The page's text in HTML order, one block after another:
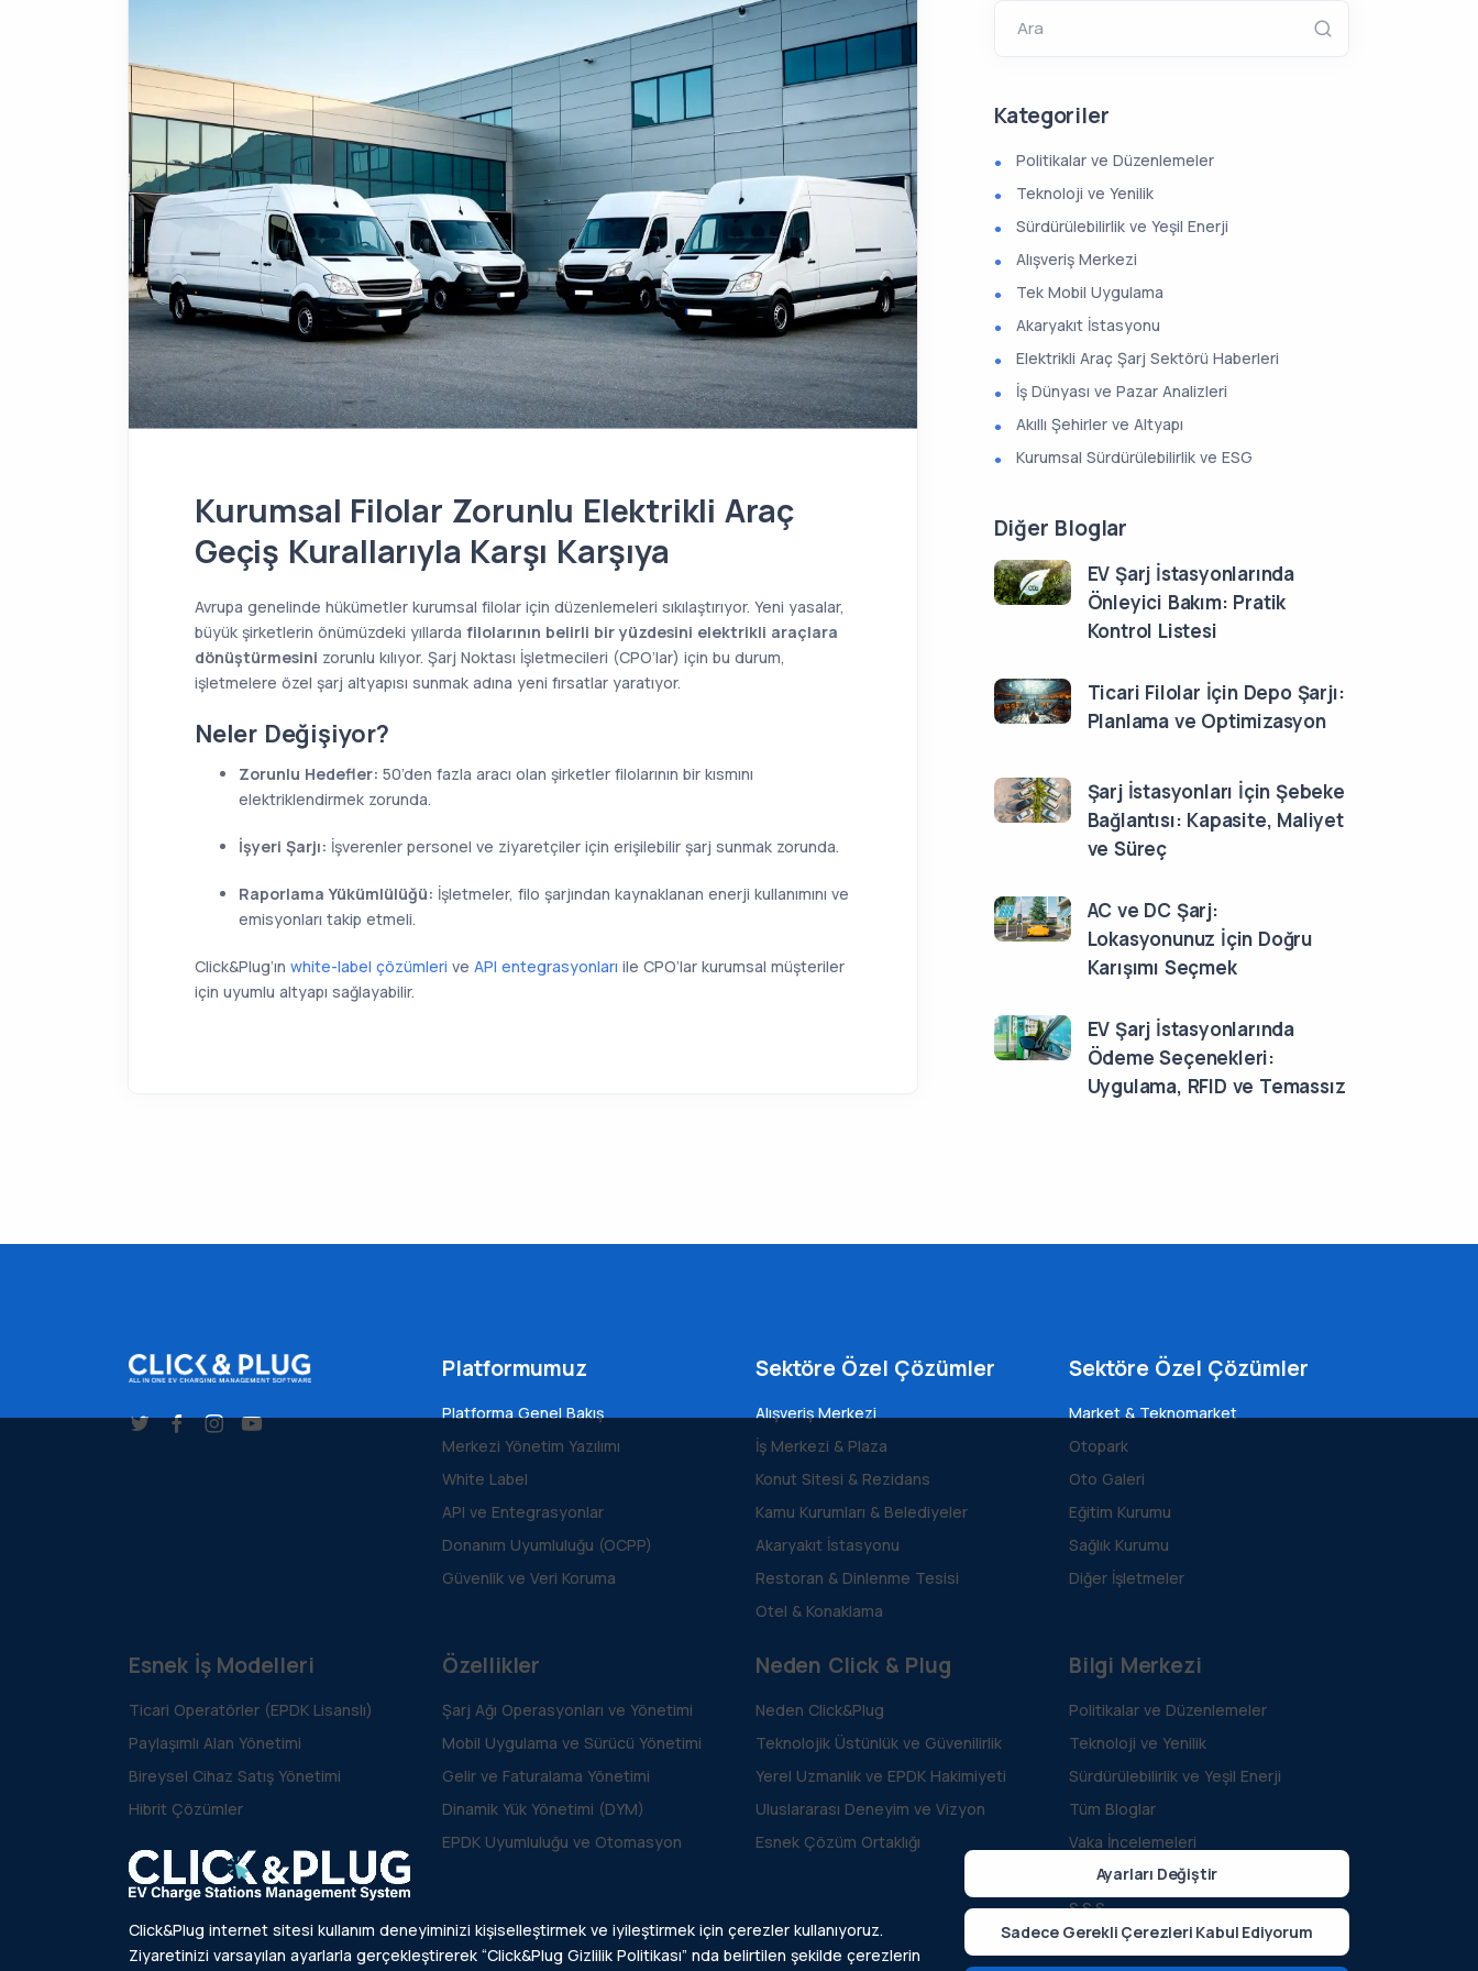
Kurumsal Filolar Zorunlu Elektrikli Araç
Geçiş Kurallarıyla Karşı Karşıya
Avrupa genelinde hükümetler kurumsal filolar için düzenlemeleri sıkılaştırıyor. Yeni yasalar,
büyük şirketlerin önümüzdeki yıllarda filolarının belirli bir yüzdesini elektrikli araçlara
dönüştürmesini zorunlu kılıyor. Şarj Noktası İşletmecileri (CPO’lar) için bu durum,
işletmelere özel şarj altyapısı sunmak adına yeni fırsatlar yaratıyor.
Neler Değişiyor?
Zorunlu Hedefler: 50’den fazla aracı olan şirketler filolarının bir kısmını
elektriklendirmek zorunda.
İşyeri Şarjı: İşverenler personel ve ziyaretçiler için erişilebilir şarj sunmak zorunda.
Raporlama Yükümlülüğü: İşletmeler, filo şarjından kaynaklanan enerji kullanımını ve
emisyonları takip etmeli.
Click&Plug’ın white-label çözümleri ve API entegrasyonları ile CPO’lar kurumsal müşteriler
için uyumlu altyapı sağlayabilir.
Ara
Kategoriler
Politikalar ve Düzenlemeler
Teknoloji ve Yenilik
Sürdürülebilirlik ve Yeşil Enerji
Alışveriş Merkezi
Tek Mobil Uygulama
Akaryakıt İstasyonu
Elektrikli Araç Şarj Sektörü Haberleri
İş Dünyası ve Pazar Analizleri
Akıllı Şehirler ve Altyapı
Kurumsal Sürdürülebilirlik ve ESG
Diğer Bloglar
EV Şarj İstasyonlarında
Önleyici Bakım: Pratik
Kontrol Listesi
Ticari Filolar İçin Depo Şarjı:
Planlama ve Optimizasyon
Şarj İstasyonları İçin Şebeke
Bağlantısı: Kapasite, Maliyet
ve Süreç
AC ve DC Şarj:
Lokasyonunuz İçin Doğru
Karışımı Seçmek
EV Şarj İstasyonlarında
Ödeme Seçenekleri:
Uygulama, RFID ve Temassız
Platformumuz
Platforma Genel Bakış
Merkezi Yönetim Yazılımı
White Label
API ve Entegrasyonlar
Donanım Uyumluluğu (OCPP)
Güvenlik ve Veri Koruma
Sektöre Özel Çözümler
Alışveriş Merkezi
İş Merkezi & Plaza
Konut Sitesi & Rezidans
Kamu Kurumları & Belediyeler
Akaryakıt İstasyonu
Restoran & Dinlenme Tesisi
Otel & Konaklama
Sektöre Özel Çözümler
Market & Teknomarket
Otopark
Oto Galeri
Eğitim Kurumu
Sağlık Kurumu
Diğer İşletmeler
Esnek İş Modelleri
Ticari Operatörler (EPDK Lisanslı)
Paylaşımlı Alan Yönetimi
Bireysel Cihaz Satış Yönetimi
Hibrit Çözümler
Özellikler
Şarj Ağı Operasyonları ve Yönetimi
Mobil Uygulama ve Sürücü Yönetimi
Gelir ve Faturalama Yönetimi
Dinamik Yük Yönetimi (DYM)
EPDK Uyumluluğu ve Otomasyon
Neden Click & Plug
Neden Click&Plug
Teknolojik Üstünlük ve Güvenilirlik
Yerel Uzmanlık ve EPDK Hakimiyeti
Uluslararası Deneyim ve Vizyon
Esnek Çözüm Ortaklığı
Bilgi Merkezi
Politikalar ve Düzenlemeler
Teknoloji ve Yenilik
Sürdürülebilirlik ve Yeşil Enerji
Tüm Bloglar
Vaka İncelemeleri
Kılavuzlar ve Dökümanlar
S.S.S.
Geliştirici Kaynakları
Click&Plug internet sitesi kullanım deneyiminizi kişiselleştirmek ve iyileştirmek için çerezler kullanıyoruz.
Ziyaretinizi varsayılan ayarlarla gerçekleştirerek “Click&Plug Gizlilik Politikası” nda belirtilen şekilde çerezlerin
Ayarları Değiştir
Sadece Gerekli Çerezleri Kabul Ediyorum